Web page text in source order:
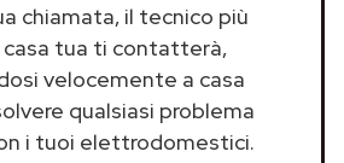
chiamata, il tecnico più
casa tua ti contatterà,
velocemente a casa
qualsiasi problema
i tuoi elettrodomestici.